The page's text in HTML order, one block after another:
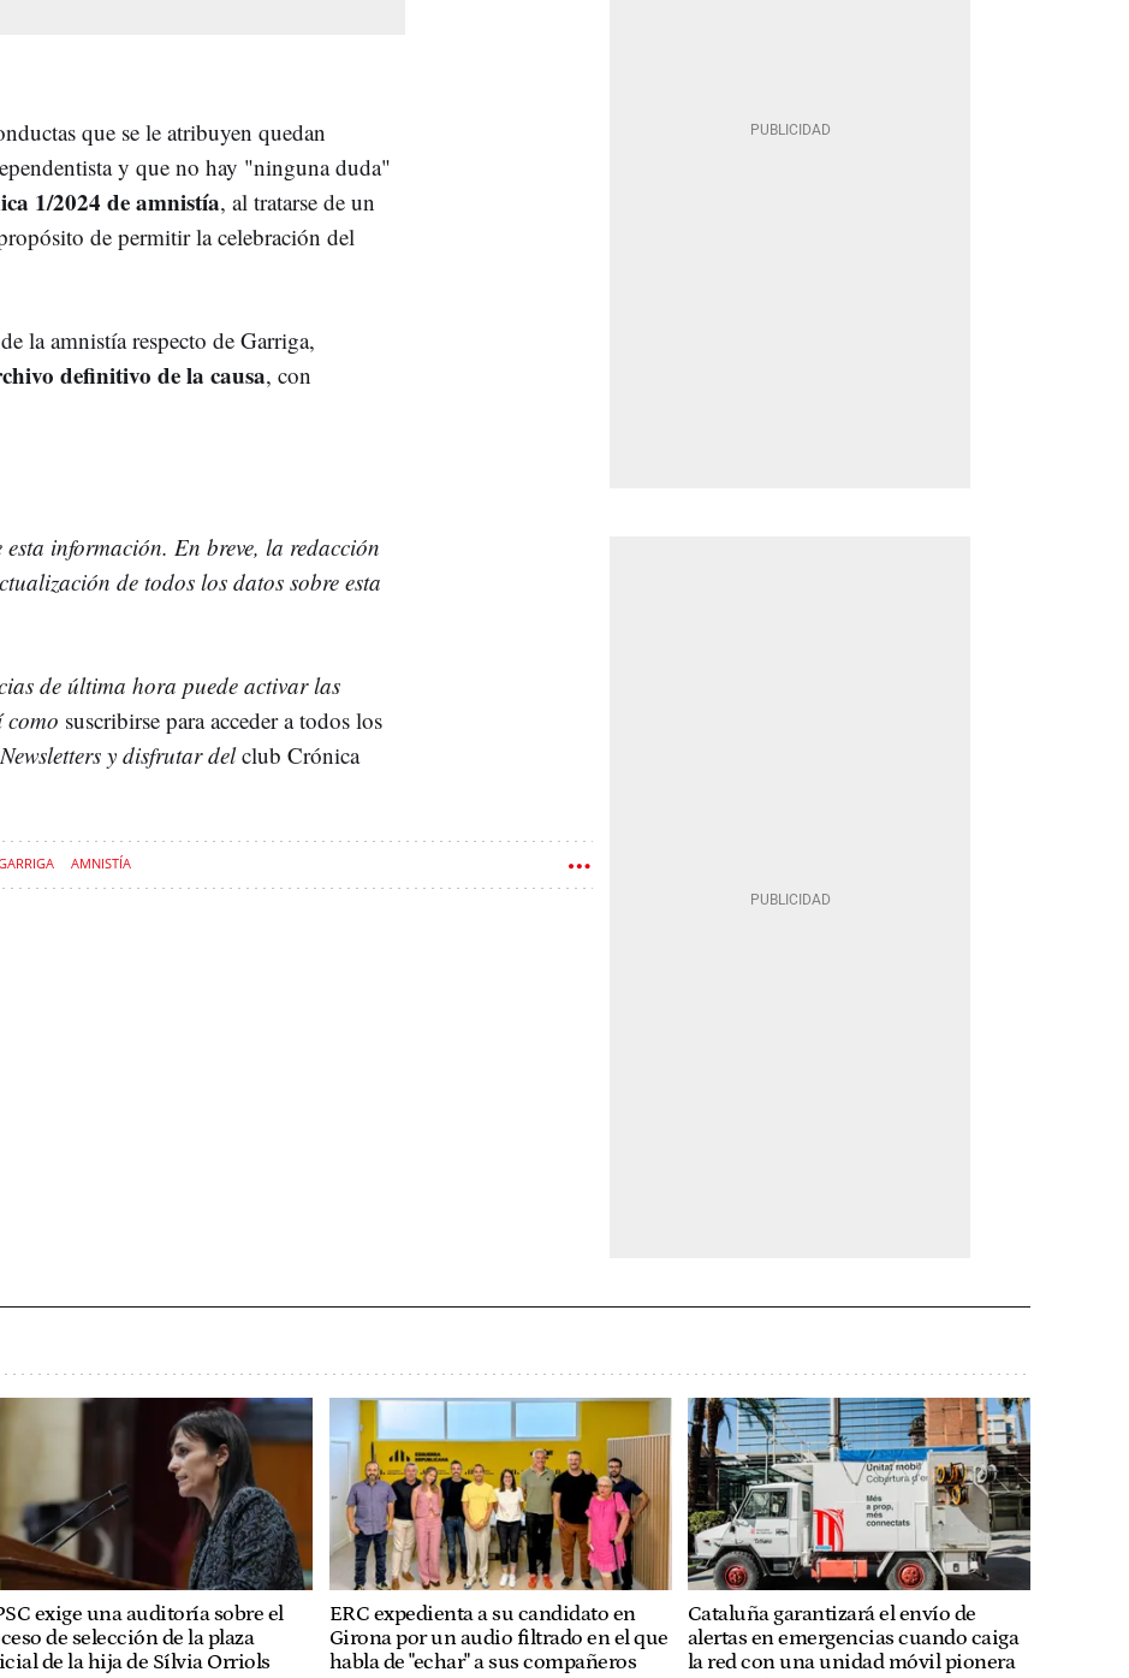
que se le atribuyen quedan
y que no hay "ninguna duda"
1/2024 de amnistía, al tratarse de un
de permitir la celebración del
la amnistía respecto de Garriga,
definitivo de la causa, con
información. En breve, la redacción
de todos los datos sobre esta
de última hora puede activar las
como suscribirse para acceder a todos los
y disfrutar delclub Crónica
AMNISTÍA
exige una auditoría sobre el
de selección de la plaza
de la hija de Sílvia Orriols
ERC expedienta a su candidato en
Girona por un audio filtrado en el que
habla de "echar" a sus compañeros
Cataluña garantizará el envío de
alertas en emergencias cuando caiga
la red con una unidad móvil pionera